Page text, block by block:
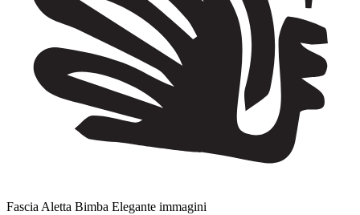
Fascia Aletta Bimba Elegante immagini